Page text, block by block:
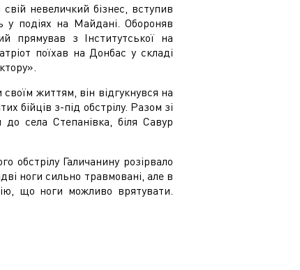
невеличкий бізнес, вступив
у подіях на Майдані. Обороняв
прямував з Інститутської на
поїхав на Донбас у складі
життям, він відгукнувся на
бійців з-під обстрілу. Разом зі
села Степанівка, біля Савур
обстрілу Галичанину розірвало
ноги сильно травмовані, але в
що ноги можливо врятувати.